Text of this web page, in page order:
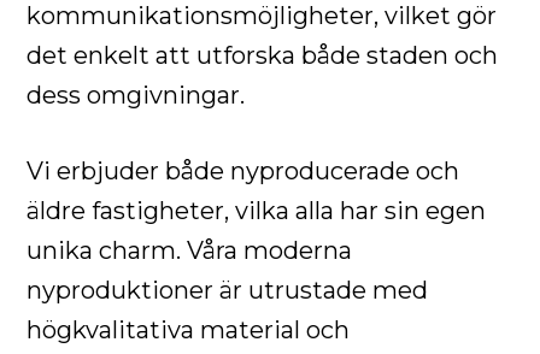
kommunikationsmöjligheter, vilket gör
det enkelt att utforska både staden och
dess omgivningar.
Vi erbjuder både nyproducerade och
äldre fastigheter, vilka alla har sin egen
unika charm. Våra moderna
nyproduktioner är utrustade med
högkvalitativa material och